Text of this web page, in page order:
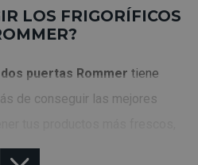
LOS FRIGORÍFICOS
puertas Rommer tiene
de conseguir las mejores
ideal para mantener tu